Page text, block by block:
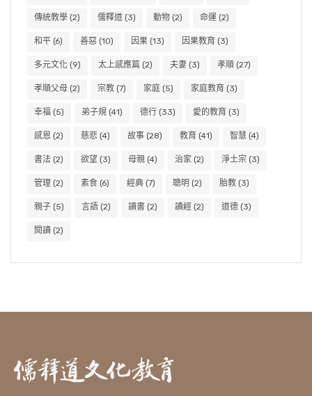
傳統教學 (2) 儒釋道 (3) 動物 (2) 命運 (2)
和平 (6) 善惡 (10) 因果 (13) 因果教育 (3)
多元文化 (9) 太上感應篇 (2) 夫妻 (3) 孝順 (27)
孝順父母 (2) 宗教 (7) 家庭 (5) 家庭教育 (3)
幸福 (5) 弟子規 (41) 德行 (33) 愛的教育 (3)
感恩 (2) 慈悲 (4) 故事 (28) 教育 (41) 智慧 (4)
書法 (2) 欲望 (3) 母親 (4) 治家 (2) 淨土宗 (3)
管理 (2) 素食 (6) 經典 (7) 聰明 (2) 胎教 (3)
親子 (5) 言語 (2) 讀書 (2) 讀經 (2) 道德 (3)
閱讀 (2)